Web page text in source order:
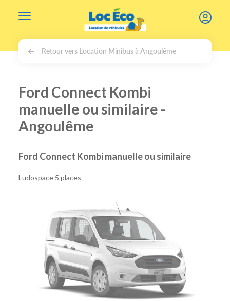
Retour vers Location Minibus à Angoulême
Ford Connect Kombi
manuelle ou similaire -
Angoulême
Ford Connect Kombi manuelle ou similaire
Ludospace 5 places